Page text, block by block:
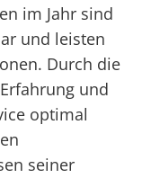
im Jahr sind
und leisten
Durch die
und
optimal
seiner